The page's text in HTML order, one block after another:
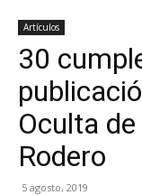
Artículos
30
Oculta
Rodero
5 agosto, 2019